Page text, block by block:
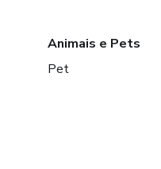
Animais e Pets
Pet